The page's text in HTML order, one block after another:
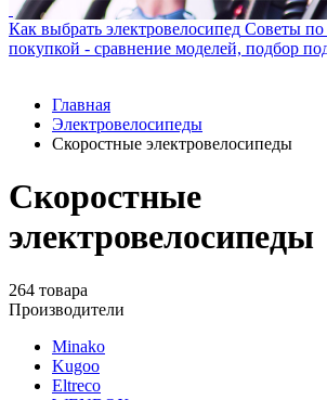
Как выбрать электровелосипед Советы по
покупкой - сравнение моделей, подбор
Главная
Электровелосипеды
Скоростные электровелосипеды
Скоростные
электровелосипеды
264 товара
Производители
Minako
Kugoo
Eltreco